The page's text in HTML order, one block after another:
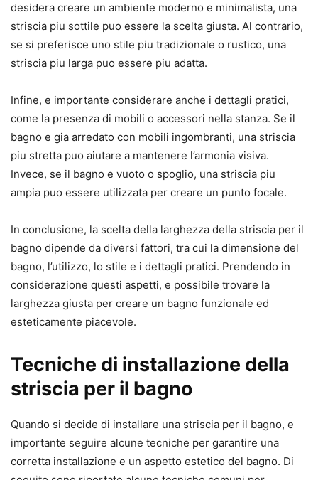
desidera creare un ambiente moderno e minimalista, una
striscia piu sottile puo essere la scelta giusta. Al contrario,
se si preferisce uno stile piu tradizionale o rustico, una
striscia piu larga puo essere piu adatta.
Infine, e importante considerare anche i dettagli pratici,
come la presenza di mobili o accessori nella stanza. Se il
bagno e gia arredato con mobili ingombranti, una striscia
piu stretta puo aiutare a mantenere l’armonia visiva.
Invece, se il bagno e vuoto o spoglio, una striscia piu
ampia puo essere utilizzata per creare un punto focale.
In conclusione, la scelta della larghezza della striscia per il
bagno dipende da diversi fattori, tra cui la dimensione del
bagno, l’utilizzo, lo stile e i dettagli pratici. Prendendo in
considerazione questi aspetti, e possibile trovare la
larghezza giusta per creare un bagno funzionale ed
esteticamente piacevole.
Tecniche di installazione della
striscia per il bagno
Quando si decide di installare una striscia per il bagno, e
importante seguire alcune tecniche per garantire una
corretta installazione e un aspetto estetico del bagno. Di